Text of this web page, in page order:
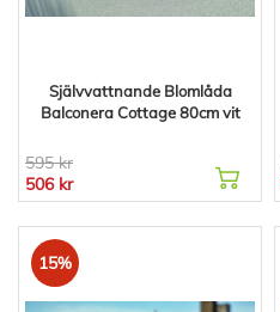
Självvattnande Blomlåda
Balconera Cottage 80cm vit
595 kr
506 kr
15%